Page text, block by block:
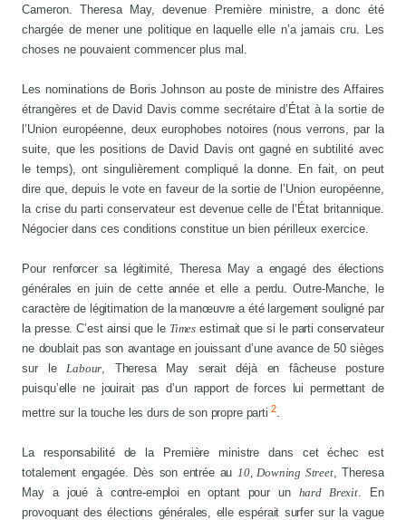
Cameron. Theresa May, devenue Première ministre, a donc été
chargée de mener une politique en laquelle elle n’a jamais cru. Les
choses ne pouvaient commencer plus mal.
Les nominations de Boris Johnson au poste de ministre des Affaires
étrangères et de David Davis comme secrétaire d’État à la sortie de
l’Union européenne, deux europhobes notoires (nous verrons, par la
suite, que les positions de David Davis ont gagné en subtilité avec
le temps), ont singulièrement compliqué la donne. En fait, on peut
dire que, depuis le vote en faveur de la sortie de l’Union européenne,
la crise du parti conservateur est devenue celle de l’État britannique.
Négocier dans ces conditions constitue un bien périlleux exercice.
Pour renforcer sa légitimité, Theresa May a engagé des élections
générales en juin de cette année et elle a perdu. Outre-Manche, le
caractère de légitimation de la manœuvre a été largement souligné par
la presse. C’est ainsi que le Times estimait que si le parti conservateur
ne doublait pas son avantage en jouissant d’une avance de 50 sièges
sur le Labour , Theresa May serait déjà en fâcheuse posture
puisqu’elle ne jouirait pas d’un rapport de forces lui permettant de
mettre sur la touche les durs de son propre parti 2.
La responsabilité de la Première ministre dans cet échec est
totalement engagée. Dès son entrée au 10, Downing Street, Theresa
May a joué à contre-emploi en optant pour un hard Brexit. En
provoquant des élections générales, elle espérait surfer sur la vague